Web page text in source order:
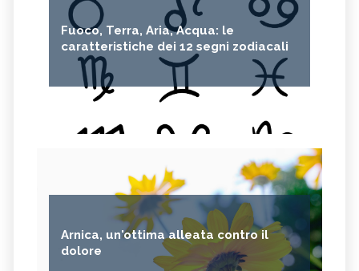
Fuoco, Terra, Aria, Acqua: le
caratteristiche dei 12 segni zodiacali
Arnica, un'ottima alleata contro il
dolore